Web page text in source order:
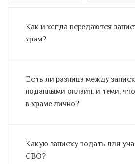
Как и когда передаются
храм?
Есть ли разница между
поданными онлайн, и теми,
в храме лично?
Какую записку подать для
СВО?